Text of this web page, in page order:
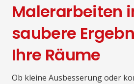
Malerarbeiten
saubere
Ihre Räume
Ob kleine Ausbesserung oder